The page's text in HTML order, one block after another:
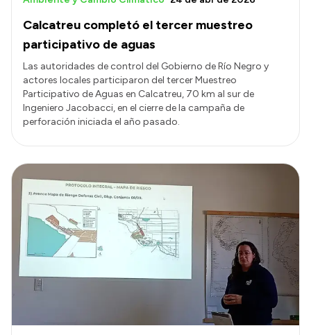
Calcatreu completó el tercer muestreo
participativo de aguas
Las autoridades de control del Gobierno de Río Negro y
actores locales participaron del tercer Muestreo
Participativo de Aguas en Calcatreu, 70 km al sur de
Ingeniero Jacobacci, en el cierre de la campaña de
perforación iniciada el año pasado.